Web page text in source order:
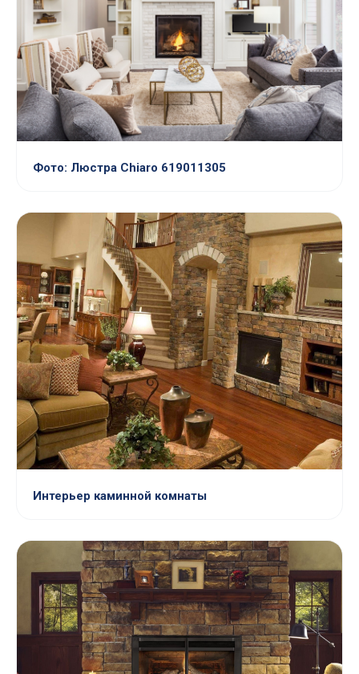
Фото: Люстра Chiaro 619011305
Интерьер каминной комнаты